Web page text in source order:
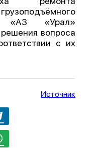
«АЗ «Урал»
вопроса
с их
Источник